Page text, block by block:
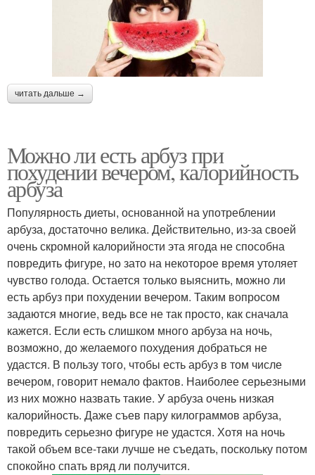
читать дальше →
Можно ли есть арбуз при
похудении вечером, калорийность
арбуза
Популярность диеты, основанной на употреблении
арбуза, достаточно велика. Действительно, из-за своей
очень скромной калорийности эта ягода не способна
повредить фигуре, но зато на некоторое время утоляет
чувство голода. Остается только выяснить, можно ли
есть арбуз при похудении вечером. Таким вопросом
задаются многие, ведь все не так просто, как сначала
кажется. Если есть слишком много арбуза на ночь,
возможно, до желаемого похудения добраться не
удастся. В пользу того, чтобы есть арбуз в том числе
вечером, говорит немало фактов. Наиболее серьезными
из них можно назвать такие. У арбуза очень низкая
калорийность. Даже съев пару килограммов арбуза,
повредить серьезно фигуре не удастся. Хотя на ночь
такой объем все-таки лучше не съедать, поскольку потом
спокойно спать вряд ли получится.